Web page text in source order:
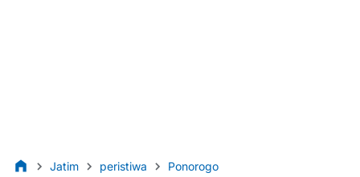
Jatim peristiwa Ponorogo